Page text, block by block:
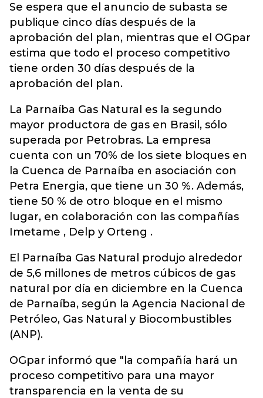
Se espera que el anuncio de subasta se
publique cinco días después de la
aprobación del plan, mientras que el OGpar
estima que todo el proceso competitivo
tiene orden 30 días después de la
aprobación del plan.
La Parnaíba Gas Natural es la segundo
mayor productora de gas en Brasil, sólo
superada por Petrobras. La empresa
cuenta con un 70% de los siete bloques en
la Cuenca de Parnaíba en asociación con
Petra Energia, que tiene un 30 %. Además,
tiene 50 % de otro bloque en el mismo
lugar, en colaboración con las compañías
Imetame , Delp y Orteng .
El Parnaíba Gas Natural produjo alrededor
de 5,6 millones de metros cúbicos de gas
natural por día en diciembre en la Cuenca
de Parnaíba, según la Agencia Nacional de
Petróleo, Gas Natural y Biocombustibles
(ANP).
OGpar informó que "la compañía hará un
proceso competitivo para una mayor
transparencia en la venta de su